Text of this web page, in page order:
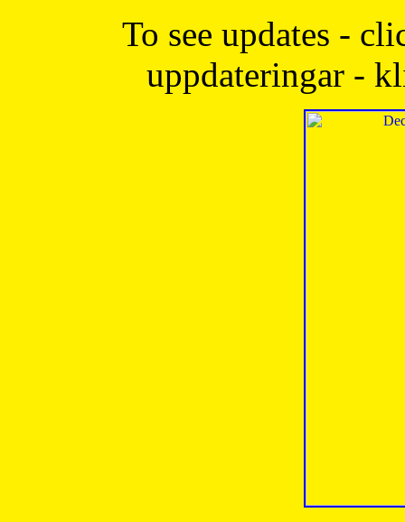
To see updates -
uppdateringar -